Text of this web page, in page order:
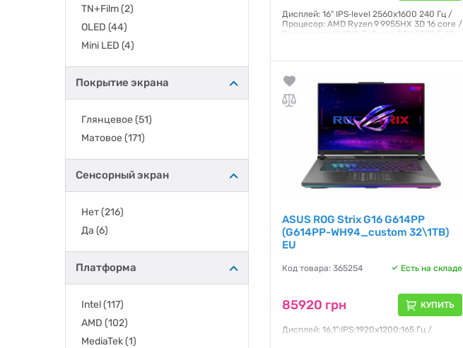
TN+Film(2)
OLED (44)
Mini LED (4)
Покрытие экрана
Глянцевое(51)
Матовое(171)
Сенсорный экран
Нет(216)
Да (6)
Платформа
Intel(117)
AMD (102)
MediaTek(1)
Дисплей: 16" IPS‑level 2560x1600 240 Гц /
Процесор: AMD Ryzen 9 9955HX 3D 16 core /
Відеокарта: NVIDIA GeForce RTX 5070 Ti 12
Гарантия:
ASUS ROG Strix G16 G614PP
(G614PP-WH94_custom 32\1TB)
EU
Код товара: 365254 Есть на складе
85920 грн КУПИТЬ
Дисплей: 16,1";IPS;1920x1200;165 Гц /